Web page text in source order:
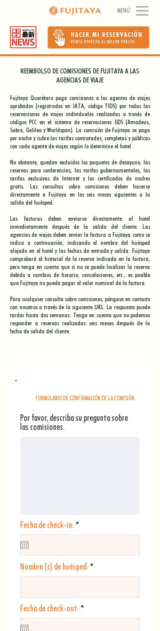
MENÚ
REEMBOLSO DE COMISIONES DE FUJITAYA A LAS
AGENCIAS DE VIAJE
Fujitaya Querétaro paga comisiones a los agentes de viajes
aprobados (registrados en IATA, código TIDS) por todas las
reservaciones de viajes individuales realizadas a través de
códigos PCC en el sistema de reservaciones GDS (Amadeus,
Sabre, Galileo y Worldspan). La comisión de Fujitaya se paga
por noche y cubre las tarifas contratadas, completas y públicas
con cada agente de viajes según lo determine el hotel.
No obstante, quedan excluidos los paquetes de desayuno, las
reservas para conferencias, las tarifas gubernamentales, las
tarifas exclusivas de Internet y los certificados de noches
gratis. Las consultas sobre comisiones deben hacerse
directamente a Fujitaya en los seis meses siguientes a la
salida del huésped.
Las facturas deben enviarse directamente al hotel
inmediatamente después de la salida del cliente. Las
agencias de viajes deben enviar la factura a Fujitaya como se
indica a continuación, indicando el nombre del huésped
alojado en el hotel y las fechas de entrada y salida. Fujitaya
comprobará el historial de la reserva indicada en la factura,
pero tenga en cuenta que si no se puede localizar la reserva
debido a cambios de horario, cancelaciones, etc., es posible
que Fujitaya no pueda pagar el valor nominal de la factura.
Para cualquier consulta sobre comisiones, póngase en contacto
con nosotros a través de la siguiente URL. La respuesta puede
tardar hasta dos semanas. Tenga en cuenta que no podemos
responder a reservas realizadas seis meses después de la
fecha de salida del cliente.
FORMULARIO DE CONFIRMACIÓN DE LA COMISIÓN
Por favor, describa su pregunta sobre
las comisiones.
Fecha de check-in: *
e
r
e
Nombre (s) de huésped:
Fecha de check-out: *
e